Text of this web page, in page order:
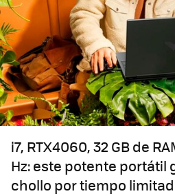
i7, RTX4060, 32 GB de
Hz: este potente portátil
chollo por tiempo